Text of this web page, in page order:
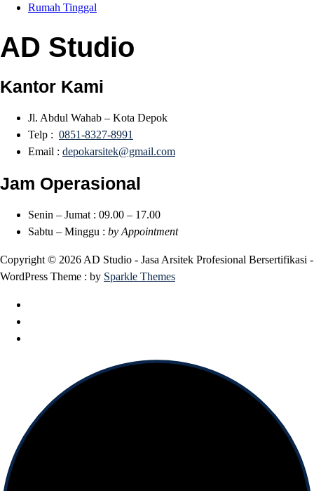
Rumah Tinggal
AD Studio
Kantor Kami
Jl. Abdul Wahab – Kota Depok
Telp : 0851-8327-8991
Email : depokarsitek@gmail.com
Jam Operasional
Senin – Jumat : 09.00 – 17.00
Sabtu – Minggu : by Appointment
Copyright © 2026 AD Studio - Jasa Arsitek Profesional Bersertifikasi -
WordPress Theme : by Sparkle Themes